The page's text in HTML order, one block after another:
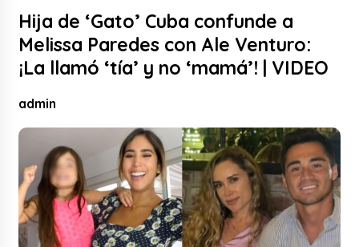
Hija de ‘Gato’ Cuba confunde a
Melissa Paredes con Ale Venturo:
¡La llamó ‘tía’ y no ‘mamá’! | VIDEO
admin